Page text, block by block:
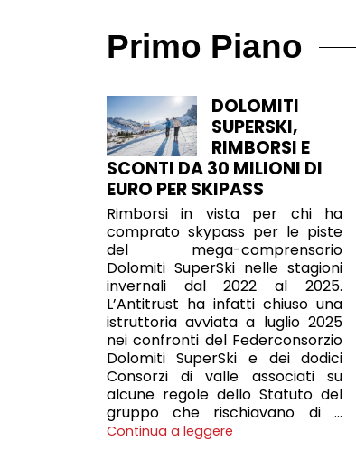
Primo Piano
DOLOMITI
SUPERSKI,
RIMBORSI E
SCONTI DA 30 MILIONI DI
EURO PER SKIPASS
Rimborsi in vista per chi ha
comprato skypass per le piste
del mega-comprensorio
Dolomiti SuperSki nelle stagioni
invernali dal 2022 al 2025.
L’Antitrust ha infatti chiuso una
istruttoria avviata a luglio 2025
nei confronti del Federconsorzio
Dolomiti SuperSki e dei dodici
Consorzi di valle associati su
alcune regole dello Statuto del
gruppo che rischiavano di …
Continua a leggere